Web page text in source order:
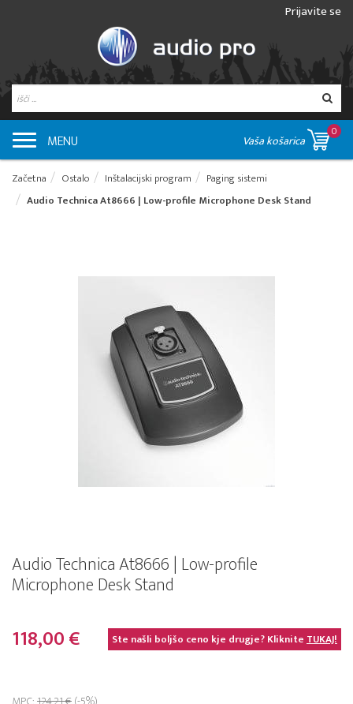
Prijavite se
MENU Vaša košarica
0
Začetna Ostalo Inštalacijski program
Paging sistemi
Audio Technica At8666 | Low-profile Microphone Desk Stand
Audio Technica At8666 | Low-profile
Microphone Desk Stand
118,00 € Ste našli boljšo ceno kje drugje? KlikniteTUKAJ!